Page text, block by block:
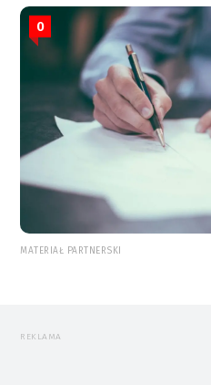
0
MATERIAŁ PARTNERSKI
REKLAMA